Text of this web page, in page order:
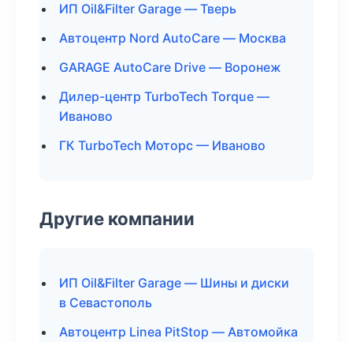
ИП Oil&Filter Garage — Тверь
Автоцентр Nord AutoCare — Москва
GARAGE AutoCare Drive — Воронеж
Дилер-центр TurboTech Torque —
Иваново
ГК TurboTech Моторс — Иваново
Другие компании
ИП Oil&Filter Garage — Шины и диски
в Севастополь
Автоцентр Linea PitStop — Автомойка